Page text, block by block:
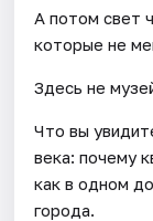
А потом свет
которые не
Здесь не
Что вы
века: почему
как в одном
города.